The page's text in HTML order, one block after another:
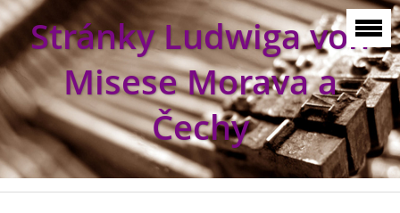
Stránky Ludwiga von
Misese Morava a
Čechy